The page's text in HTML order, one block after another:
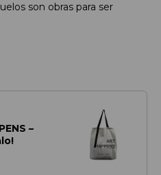
son obras para ser
–